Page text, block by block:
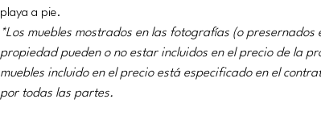
playa a pie.
*Los muebles mostrados en las fotografías (o
propiedad pueden o no estar incluidos en el precio de la
muebles incluido en el precio está especificado en el
por todas las partes.